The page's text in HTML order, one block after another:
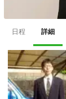
日程 詳細